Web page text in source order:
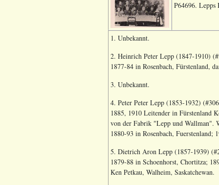
P64696. Lepps
1. Unbekannt.
2. Heinrich Peter Lepp (1847-1910)
1877-84 in Rosenbach, Fürstenland,
3. Unbekannt.
4. Peter Peter Lepp (1853-1932)
1885, 1910 Leitender in Fürstenland
von der Fabrik "Lepp und Wallman".
1880-93 in Rosenbach, Fuerstenland;
5. Dietrich Aron Lepp (1857-1939)
1879-88 in Schoenhorst, Chortitza;
Ken Petkau, Walheim, Saskatchewan.